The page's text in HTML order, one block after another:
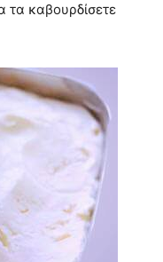
τα καβουρδίσετε